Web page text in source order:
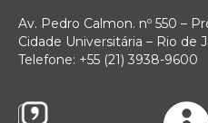
Av. Pedro Calmon. nº 550 –
Cidade Universitária – Rio de
Telefone: +55 (21) 3938-9600